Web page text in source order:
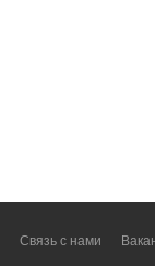
Связь с нами